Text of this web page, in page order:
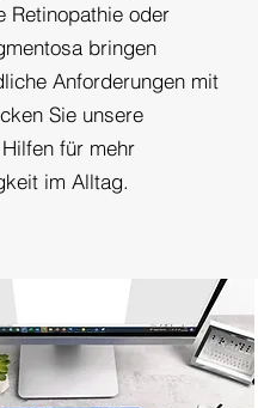
Retinopathie oder
bringen
Anforderungen mit
Sie unsere
für mehr
im Alltag.